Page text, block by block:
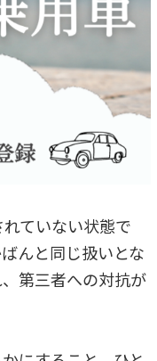
ていない状態で
んと同じ扱いとな
第三者への対抗が